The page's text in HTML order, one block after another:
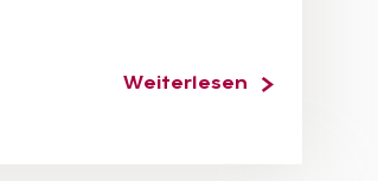
Weiterlesen